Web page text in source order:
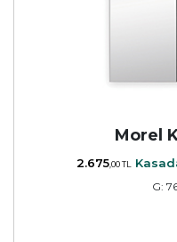
Morel
2.675,00 TL
G: